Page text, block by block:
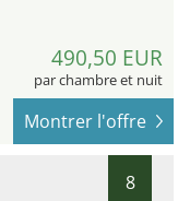
490,50 EUR
par chambre et nuit
Montrer l'offre
8